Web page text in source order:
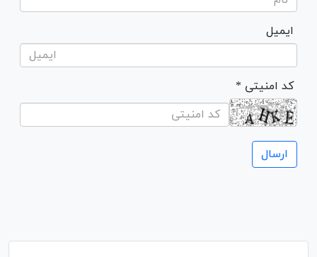
ایمیل
* کد امنیتی